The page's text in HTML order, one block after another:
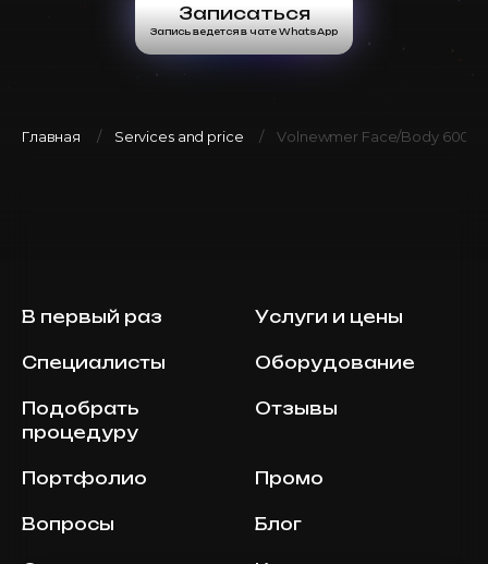
Записаться
Запись ведется в чате WhatsApp
Главная Services and price Volnewmer Face/Body 600
В первый раз Услуги и цены
Специалисты Оборудование
Подобрать
процедуру
Отзывы
Портфолио Промо
Вопросы Блог